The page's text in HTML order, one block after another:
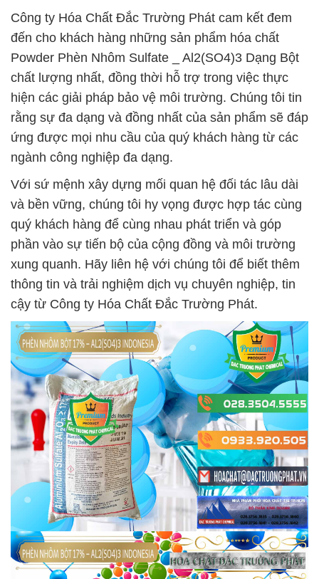
Công ty Hóa Chất Đắc Trường Phát cam kết đem
đến cho khách hàng những sản phẩm hóa chất
Powder Phèn Nhôm Sulfate _ Al2(SO4)3 Dạng Bột
chất lượng nhất, đồng thời hỗ trợ trong việc thực
hiện các giải pháp bảo vệ môi trường. Chúng tôi tin
rằng sự đa dạng và đồng nhất của sản phẩm sẽ đáp
ứng được mọi nhu cầu của quý khách hàng từ các
ngành công nghiệp đa dạng.
Với sứ mệnh xây dựng mối quan hệ đối tác lâu dài
và bền vững, chúng tôi hy vọng được hợp tác cùng
quý khách hàng để cùng nhau phát triển và góp
phần vào sự tiến bộ của cộng đồng và môi trường
xung quanh. Hãy liên hệ với chúng tôi để biết thêm
thông tin và trải nghiệm dịch vụ chuyên nghiệp, tin
cậy từ Công ty Hóa Chất Đắc Trường Phát.